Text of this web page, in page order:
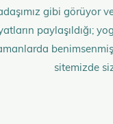
gibi görüyor
paylaşıldığı;
sitemizde